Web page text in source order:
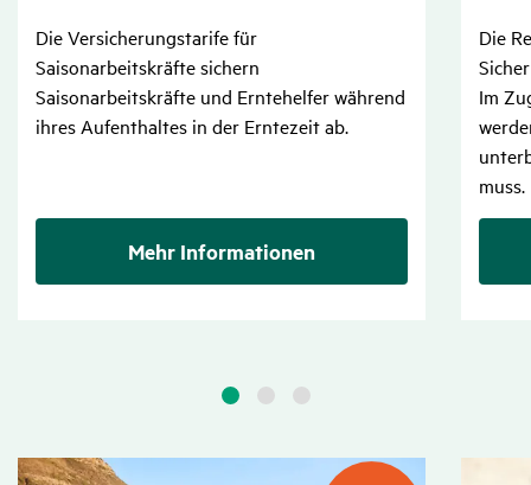
Die Versicherungstarife für
Saisonarbeitskräfte sichern
Saisonarbeitskräfte und Erntehelfer während
ihres Aufenthaltes in der Erntezeit ab.
Mehr Informationen
Die
Im
muss.